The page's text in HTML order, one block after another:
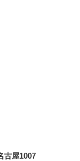
古屋1007